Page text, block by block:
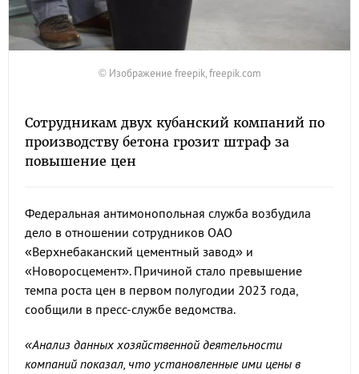
© Изображение freepik, freepik.com
Сотрудникам двух кубанский компаний по
производству бетона грозит штраф за
повышение цен
Федеральная антимонопольная служба возбудила
дело в отношении сотрудников ОАО
«Верхнебаканский цементный завод» и
«Новоросцемент». Причиной стало превышение
темпа роста цен в первом полугодии 2023 года,
сообщили в пресс-службе ведомства.
«Анализ данных хозяйственной деятельности
компаний показал, что установленные ими цены в